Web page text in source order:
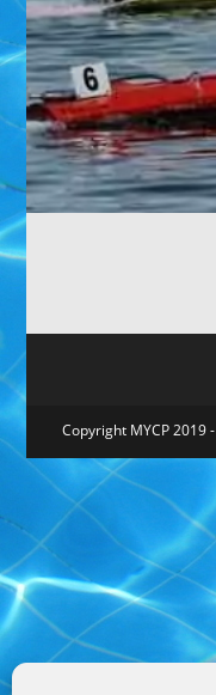
Copyright MYCP 2019